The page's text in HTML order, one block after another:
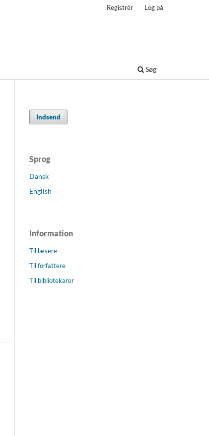
Søg
Registrér Log på
Indsend
Sprog
Dansk
English
Information
Til læsere
Til forfattere
Til bibliotekarer